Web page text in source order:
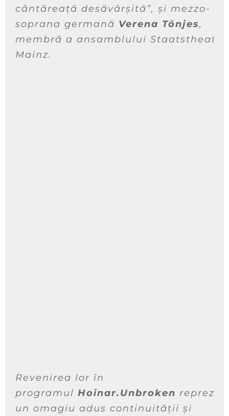
cântăreață desăvârșită”, și mezzo-
soprana germană Verena Tönjes,
membră a ansamblului Staatstheater
Mainz.
Revenirea lor în
programul Hoinar.Unbroken
un omagiu adus continuității și